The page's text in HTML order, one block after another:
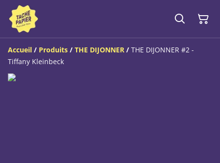
Accueil / Produits / THE DIJONNER / THE DIJONNER #2 -
Tiffany Kleinbeck